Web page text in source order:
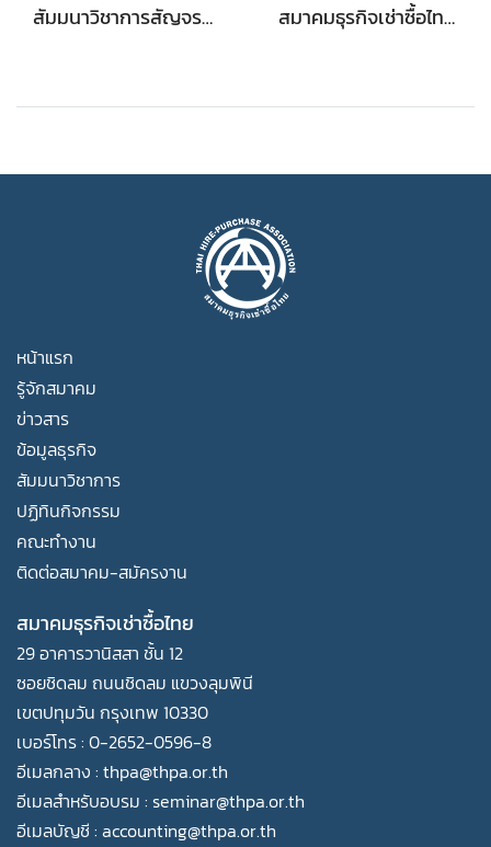
สัมมนาวิชาการสัญจรครั้งที่ 2/2568 จังหวัดพิษณุโลก “อัปเดตธุรกิจเช่าซื้อและกฎหมายใหม่ ปี 2568” ในวันที่ 21 สิงหาคม 2568 สมาคมธุรกิจเช่าซื้อไทย โดย คุณศรัณย์ ทองธรรมชาติ ประธานกรรมการสมาคม พร้อม คุณธนภูมิ เศรษฐศิริรัตน รองประธานกรรมการ มาเยี่ยมเยือน ธปท. สาขาเชียงใหม่ ได้พูดคุยพบปะแลกเปลี่ยนความเห็น ร่วมกับ ท่าน ผอส. ของ ธปท. เชียงใหม่ และร่วมฟังบรรยายพิเศษของเครดิตบูโรแห่ง
หน้าแรก
รู้จักสมาคม
ข่าวสาร
ข้อมูลธุรกิจ
สัมมนาวิชาการ
ปฏิทินกิจกรรม
คณะทำงาน
ติดต่อสมาคม-สมัครงาน
สมาคมธุรกิจเช่าซื้อไทย
29 อาคารวานิสสา ชั้น 12
ซอยชิดลม ถนนชิดลม แขวงลุมพินี
เขตปทุมวัน กรุงเทพ 10330
เบอร์โทร : 0-2652-0596-8
อีเมลกลาง : thpa@thpa.or.th
อีเมลสำหรับอบรม : seminar@thpa.or.th
อีเมลบัญชี : accounting@thpa.or.th